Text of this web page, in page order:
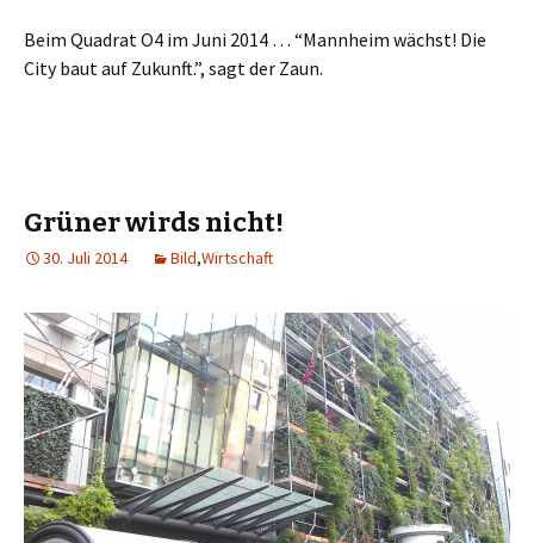
Beim Quadrat O4 im Juni 2014 … “Mannheim wächst! Die
City baut auf Zukunft.”, sagt der Zaun.
Grüner wirds nicht!
30. Juli 2014 Bild,Wirtschaft